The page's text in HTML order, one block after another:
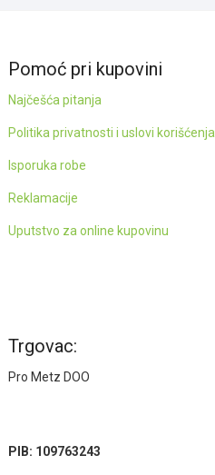
Pomoć pri kupovini
Najčešća pitanja
Politika privatnosti i uslovi korišćenja
Isporuka robe
Reklamacije
Uputstvo za online kupovinu
Trgovac:
Pro Metz DOO
PIB: 109763243